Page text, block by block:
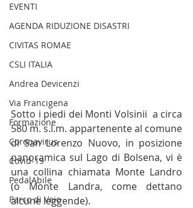
EVENTI
AGENDA RIDUZIONE DISASTRI
CIVITAS ROMAE
CSLI ITALIA
Andrea Devicenzi
Via Francigena
Formazione
Coronavirus
Covid-19
PedalAbile
Parco di Veio
Sotto i piedi dei Monti Volsinii  a circa
580 m. s.l.m. appartenente al comune
di San Lorenzo Nuovo, in posizione
panoramica sul Lago di Bolsena, vi è
una collina chiamata Monte Landro
(o Monte Landra, come dettano
alcune leggende).